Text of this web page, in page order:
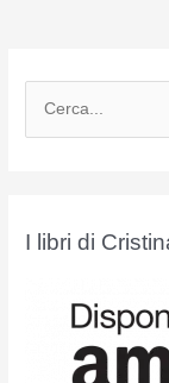
I libri di